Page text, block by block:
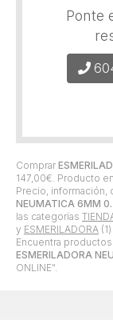
Comprar
147,00€ . Producto
Precio, información,
NEUMATICA 6MM
las categorías
y ESMERILADORA
Encuentra
ESMERILADORA
ONLINE".
Ponte